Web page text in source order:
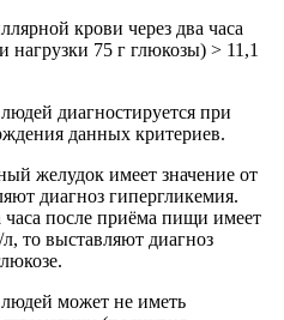
крови через два часа
75 г глюкозы) > 11,1
диагностируется при
данных критериев.
желудок имеет значение от
диагноз гипергликемия.
часа после приёма пищи имеет
то выставляют диагноз
может не иметь